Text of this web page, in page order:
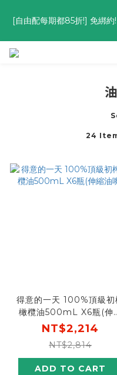
[自由配每期都85折!] 免綁
優惠碼<go300> $3,000
24
得意的一天 100%頂級初
橄欖油500mL X6瓶(伸
油嘴)
NT$2,214
NT$2,814
ADD TO CART